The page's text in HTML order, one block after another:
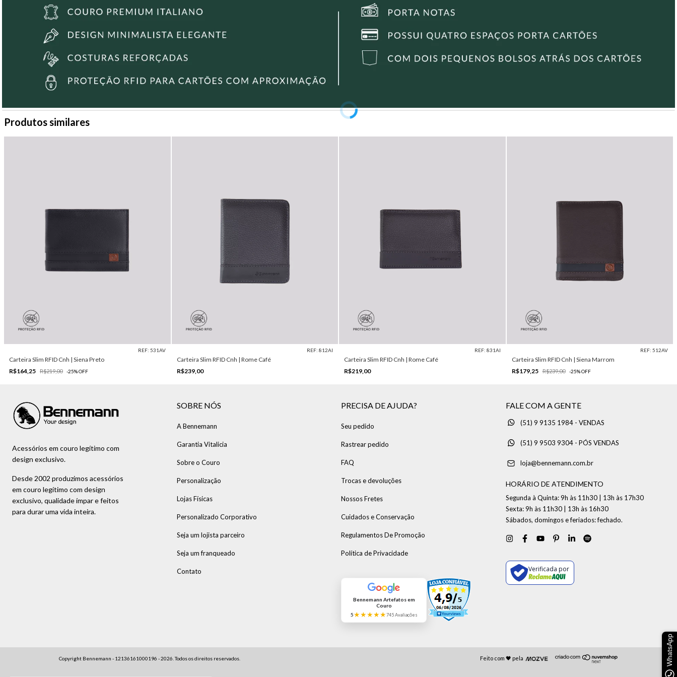
Produtos similares
REF: 531AV
Carteira Slim RFID Cnh | Siena Preto
R$164,25
R$219,00 -25%OFF
REF: 812AI
Carteira Slim RFID Cnh | Rome Café
R$239,00
REF: 831AI
Carteira Slim RFID Cnh | Rome Café
R$219,00
REF: 512AV
Carteira Slim RFID Cnh | Siena Marrom
R$179,25
R$239,00 -25%OFF
WhatsApp
Acessórios em couro legítimo com
design exclusivo.
Desde 2002 produzimos acessórios
em couro legítimo com design
exclusivo, qualidade ímpar e feitos
para durar uma vida inteira.
SOBRE NÓS
A Bennemann
Garantia Vitalicia
Sobre o Couro
Personalização
Lojas Físicas
Personalizado Corporativo
Seja um lojista parceiro
Seja um franqueado
Contato
PRECISA DE AJUDA?
Seu pedido
Rastrear pedido
FAQ
Trocas e devoluções
Nossos Fretes
Cuidados e Conservação
Regulamentos De Promoção
Política de Privacidade
Bennemann Artefatos em
Couro
5★★★★★745 Avaliações
FALE COM A GENTE
(51) 9 9135 1984 - VENDAS
(51) 9 9503 9304 - PÓS VENDAS
loja@bennemann.com.br
HORÁRIO DE ATENDIMENTO
Segunda à Quinta: 9h às 11h30 | 13h às 17h30
Sexta: 9h às 11h30 | 13h às 16h30
Sábados, domingos e feriados: fechado.
Verificada por
Copyright Bennemann - 12136161000196 - 2026. Todos os direitos reservados. Feito com 🖤 pela